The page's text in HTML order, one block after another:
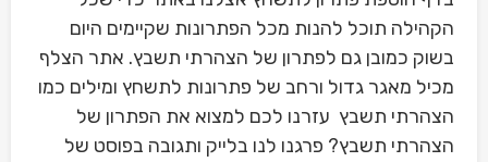
הקהילה תוכל להנות מכל הפתרונות שקיימים היום
בשוק כמובן גם לפתרון של הצהרתי תשבץ. אתר הצלף
מכיל מאגר גדול ורחב של פתרונות לתשחץ ומילים כמו
הצהרתי תשבץ עזרנו לכם למצוא את הפתרון של
הצהרתי תשבץ? פרגנו לנו בלייק ותגובה בפוסט של